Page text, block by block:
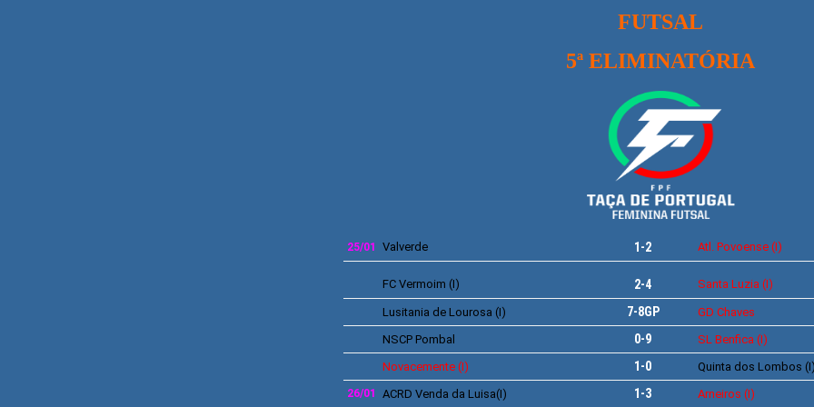
FUTSAL
5ª ELIMINATÓRIA
25/01 Valverde 1-2 Atl. Povoense (I)
FC Vermoim (I) 2-4 Santa Luzia (I)
Lusitania de Lourosa (I) 7-8GP
GD Chaves
NSCP Pombal
0-9
SL Benfica (I)
Novacemente (I)
1-0 Quinta dos Lombos
26/01 ACRD Venda da Luisa(I) 1-3 Arneiros (I)